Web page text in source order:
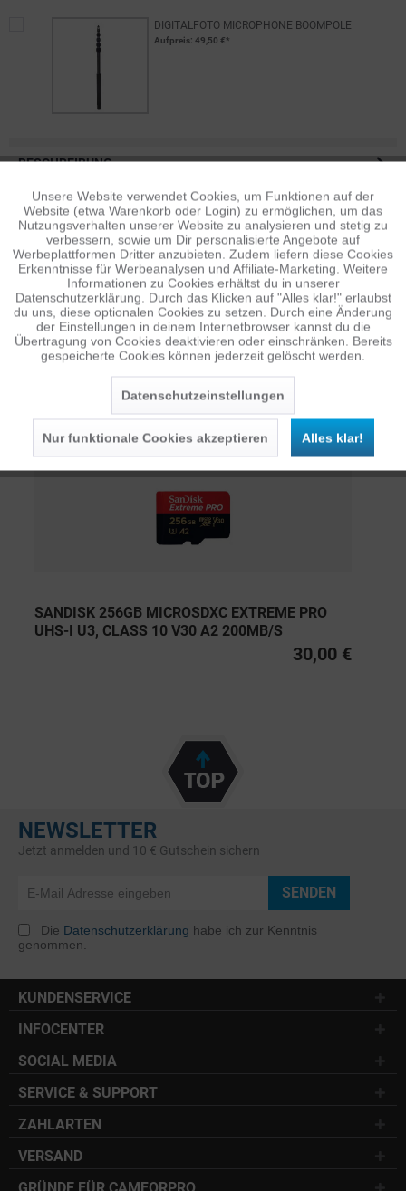
DIGITALFOTO MICROPHONE BOOMPOLE
Aufpreis: 49,50 €*
BESCHREIBUNG
Microphone Boompole' mit 1/4- und...mehr
BEWERTUNGEN
0
Bewertungen lesen, schreiben und diskutieren...mehr
ÄHNLICHE ARTIKEL
Diese Artikel sind dem Produkt ähnlich ...mehr
SANDISK 256GB MICROSDXC EXTREME PRO
UHS-I U3, CLASS 10 V30 A2 200MB/S
30,00 €
NEWSLETTER
Jetzt anmelden und 10 € Gutschein sichern
SENDEN
Die Datenschutzerklärung habe ich zur Kenntnis
genommen.
KUNDENSERVICE
INFOCENTER
SOCIAL MEDIA
SERVICE & SUPPORT
ZAHLARTEN
VERSAND
GRÜNDE FÜR CAMFORPRO
Funktionale Aktiv
Tracking Inaktiv
Personalisierung Inaktiv
Service Inaktiv
Unsere Website verwendet Cookies, um Funktionen auf der
Website (etwa Warenkorb oder Login) zu ermöglichen, um das
Nutzungsverhalten unserer Website zu analysieren und stetig zu
verbessern, sowie um Dir personalisierte Angebote auf
Werbeplattformen Dritter anzubieten. Zudem liefern diese Cookies
Erkenntnisse für Werbeanalysen und Affiliate-Marketing. Weitere
Informationen zu Cookies erhältst du in unserer
Datenschutzerklärung. Durch das Klicken auf "Alles klar!" erlaubst
du uns, diese optionalen Cookies zu setzen. Durch eine Änderung
der Einstellungen in deinem Internetbrowser kannst du die
Übertragung von Cookies deaktivieren oder einschränken. Bereits
gespeicherte Cookies können jederzeit gelöscht werden.
Datenschutzeinstellungen
Nur funktionale Cookies akzeptieren Alles klar!